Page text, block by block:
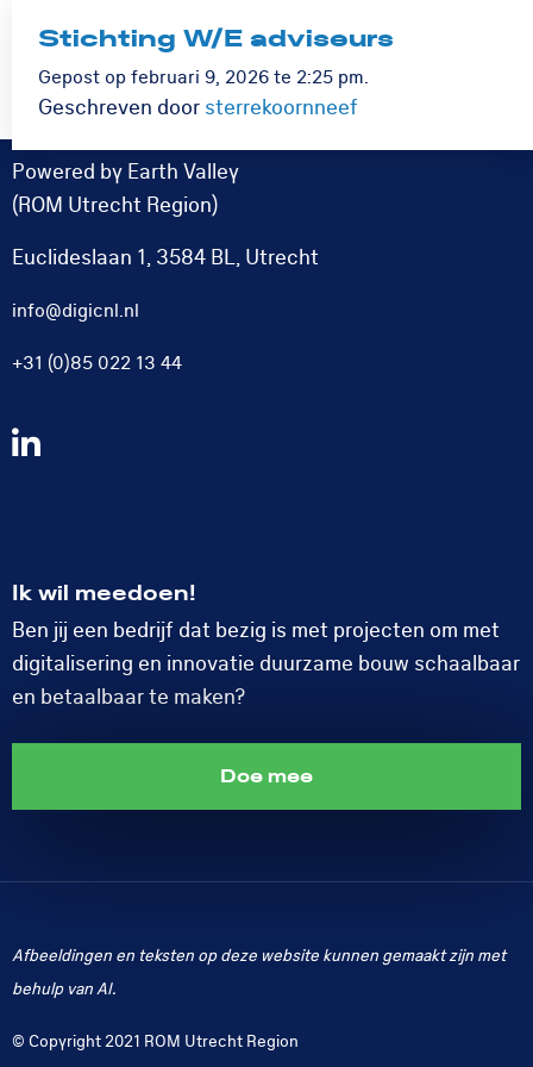
Logo
Rom
Utrecht
Stichting W/E adviseurs
Gepost op februari 9, 2026 te 2:25 pm.
Geschreven door sterrekoornneef
Powered by Earth Valley
(ROM Utrecht Region)
Euclideslaan 1, 3584 BL, Utrecht
info@digicnl.nl
+31 (0)85 022 13 44
Volg
Ik wil meedoen!
Ben jij een bedrijf dat bezig is met projecten om met
digitalisering en innovatie duurzame bouw schaalbaar
en betaalbaar te maken?
Doe mee
Afbeeldingen en teksten op deze website kunnen gemaakt zijn met
behulp van AI.
© Copyright 2021 ROM Utrecht Region